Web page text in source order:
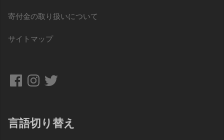
寄付金の取り扱いについて
サイトマップ
FacebookInstagram
Twitter
言語切り替え